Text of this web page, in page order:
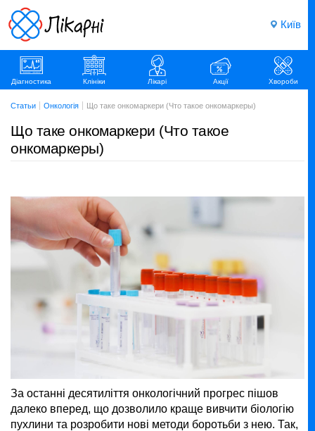
Київ
Діагностика Клініки Лікарі Акції Хвороби
Статьи Онкологія Що таке онкомаркери (Что такое онкомаркеры)
Що таке онкомаркери (Что такое
онкомаркеры)
За останні десятиліття онкологічний прогрес пішов
далеко вперед, що дозволило краще вивчити біологію
пухлини та розробити нові методи боротьби з нею. Так,